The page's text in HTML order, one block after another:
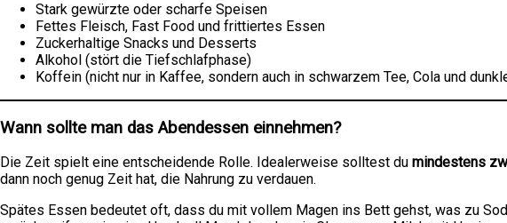
Stark gewürzte oder scharfe Speisen
Fettes Fleisch, Fast Food und frittiertes Essen
Zuckerhaltige Snacks und Desserts
Alkohol (stört die Tiefschlafphase)
Koffein (nicht nur in Kaffee, sondern auch in schwarzem Tee, Cola und
Wann sollte man das Abendessen einnehmen?
Die Zeit spielt eine entscheidende Rolle. Idealerweise solltest du mindestens
dann noch genug Zeit hat, die Nahrung zu verdauen.
Spätes Essen bedeutet oft, dass du mit vollem Magen ins Bett gehst, was zu